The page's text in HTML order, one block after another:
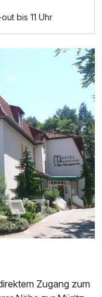
p.P. ab724,00 €
bis 11 Uhr
Zugang zum